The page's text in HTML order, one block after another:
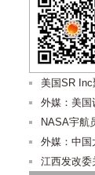
美国SR Inc
外媒：美国
NASA宇航
外媒：中国
江西发改委